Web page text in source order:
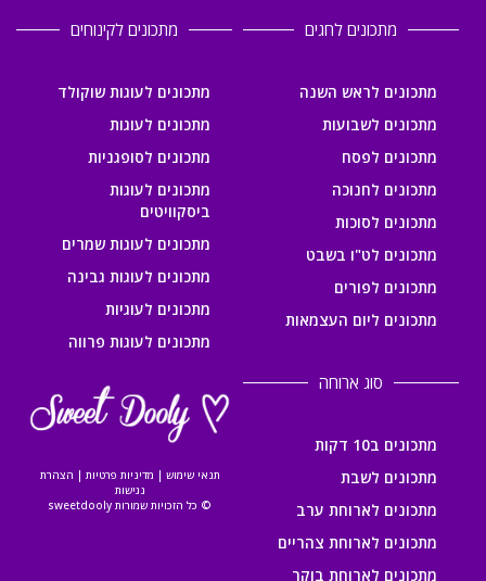
מתכונים לחגים
מתכונים לראש השנה
מתכונים לשבועות
מתכונים לפסח
מתכונים לחנוכה
מתכונים לסוכות
מתכונים לט"ו בשבט
מתכונים לפורים
מתכונים ליום העצמאות
מתכונים לקינוחים
מתכונים לעוגות שוקולד
מתכונים לעוגות
מתכונים לסופגניות
מתכונים לעוגות
ביסקוויטים
מתכונים לעוגות שמרים
מתכונים לעוגות גבינה
מתכונים לעוגיות
מתכונים לעוגות פרווה
סוג ארוחה
מתכונים ב10 דקות
מתכונים לשבת
מתכונים לארוחת ערב
מתכונים לארוחת צהריים
מתכונים לארוחת בוקר
תנאי שימוש | מדיניות פרטיות | הצהרת
נגישות
© כל הזכויות שמורות sweetdooly